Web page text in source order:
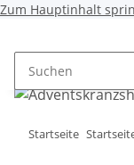
Zum Hauptinhalt
Startseite